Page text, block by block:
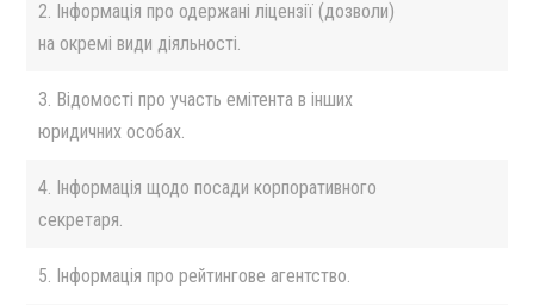
2. Інформація про одержані ліцензії (дозволи)
на окремі види діяльності.
3. Відомості про участь емітента в інших
юридичних особах.
4. Інформація щодо посади корпоративного
секретаря.
5. Інформація про рейтингове агентство.